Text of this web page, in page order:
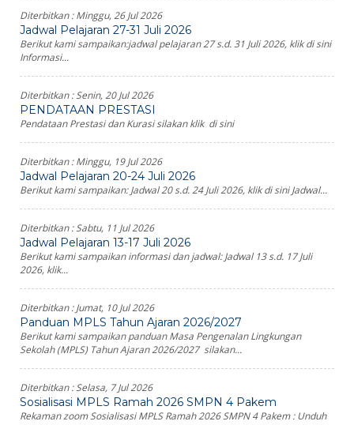
Diterbitkan :Minggu, 26 Jul 2026
Jadwal Pelajaran 27-31 Juli 2026
Berikut kami sampaikan:jadwal pelajaran 27 s.d. 31 Juli 2026, klik di sini
Informasi...
Diterbitkan :Senin, 20 Jul 2026
PENDATAAN PRESTASI
Pendataan Prestasi dan Kurasi silakan klik di sini
Diterbitkan :Minggu, 19 Jul 2026
Jadwal Pelajaran 20-24 Juli 2026
Berikut kami sampaikan: Jadwal 20 s.d. 24 Juli 2026, klik di sini Jadwal...
Diterbitkan :Sabtu, 11 Jul 2026
Jadwal Pelajaran 13-17 Juli 2026
Berikut kami sampaikan informasi dan jadwal: Jadwal 13 s.d. 17 Juli
2026, klik...
Diterbitkan :Jumat, 10 Jul 2026
Panduan MPLS Tahun Ajaran 2026/2027
Berikut kami sampaikan panduan Masa Pengenalan Lingkungan
Sekolah (MPLS) Tahun Ajaran 2026/2027 silakan...
Diterbitkan :Selasa, 7 Jul 2026
Sosialisasi MPLS Ramah 2026 SMPN 4 Pakem
Rekaman zoom Sosialisasi MPLS Ramah 2026 SMPN 4 Pakem : Unduh